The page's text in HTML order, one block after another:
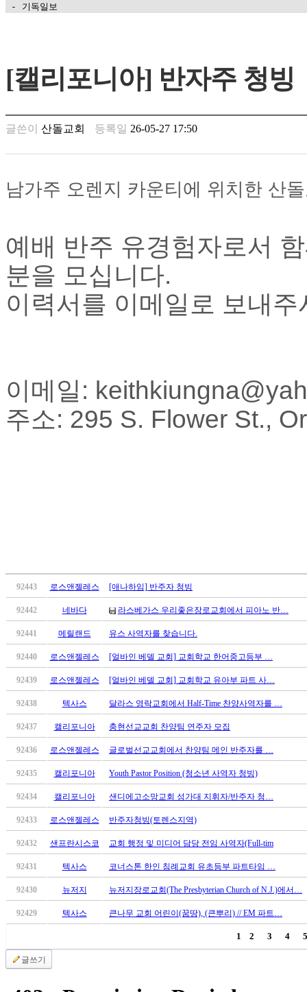
- 기독일보
남
은
꼴
크
키
넷
minky
합
체
출
장
안
국
주
소
지
발
부
료
임
절
코
뉴
제
트
[캘리포니아] 반자주 청빙
글쓴이 산돌교회 등록일 26-05-27 17:50
남가주 오렌지 카운티에 위치한 산
예배 반주 유경험자로서
분을 모십니다.
이력서를 이메일로 보내
이메일:
주소: 295 S. Flower St.,
92443 로스앤젤레스 [애나하임] 반주자 청빙
92442 네바다 라스베가스 우리좋은장로교회에서 피아노 반…
92441 메릴랜드 유스 사역자를 찾습니다.
92440 로스앤젤레스 [얼바인 베델 교회] 교회학교 한어중고등부 …
92439 로스앤젤레스 [얼바인 베델 교회] 교회학교 유아부 파트 사…
92438 텍사스 달라스 영락교회에서 Half-Time 찬양사역자를 …
92437 캘리포니아 충현선교교회 찬양팀 연주자 모집
92436 로스앤젤레스 글로벌선교교회에서 찬양팀 메인 반주자를 …
92435 캘리포니아 Youth Pastor Position (청소년 사역자 청빙)
92434 캘리포니아 샌디에고소망교회 성가대 지휘자/반주자 청…
92433 로스앤젤레스 반주자청빙(토렌스지역)
92432 샌프란시스코 교회 행정 및 미디어 담당 전임 사역자(Full-tim
92431 텍사스 코너스톤 한인 침례교회 유초등부 파트타임 …
92430 뉴저지 뉴저지장로교회(The Presbyterian Church of N.J.)에서…
92429 텍사스 큰나무 교회 어린이(꿈땅), (큰뿌리) // EM 파트…
1 2 3 4 5
글쓰기